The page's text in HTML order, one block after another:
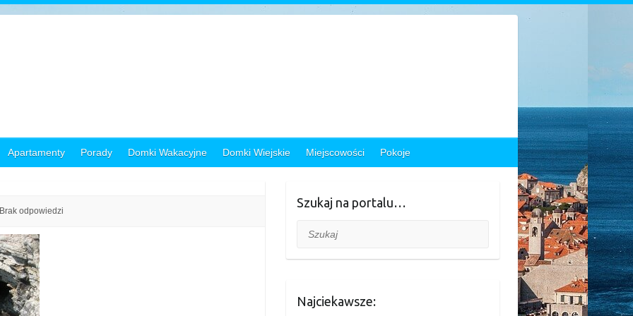
Apartamenty Porady Domki Wakacyjne Domki Wiejskie Miejscowości Pokoje
Brak odpowiedzi
Szukaj na portalu…
Szukaj
Najciekawsze: